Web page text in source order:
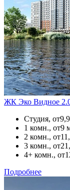
ЖК Эко Видное
Студия, от
1 комн., от9
2 комн., от
3 комн., от
4+ комн., от
Подробнее